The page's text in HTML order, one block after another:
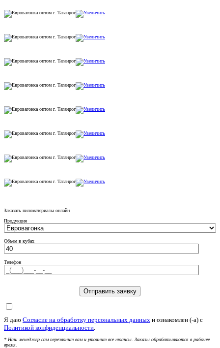
Заказать пиломатериалы онлайн
Продукция
Объем в кубах
Телефон
Я даю Согласие на обработку персональных данных и ознакомлен (-а) c
Политикой конфиденциальности
* Наш менеджер сам перезвонит вам и уточнит все нюансы. Заказы обрабатываются в рабочее
время.